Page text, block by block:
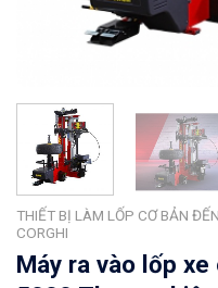
THIẾT BỊ LÀM LỐP CƠ BẢN
CORGHI
Máy ra vào lốp